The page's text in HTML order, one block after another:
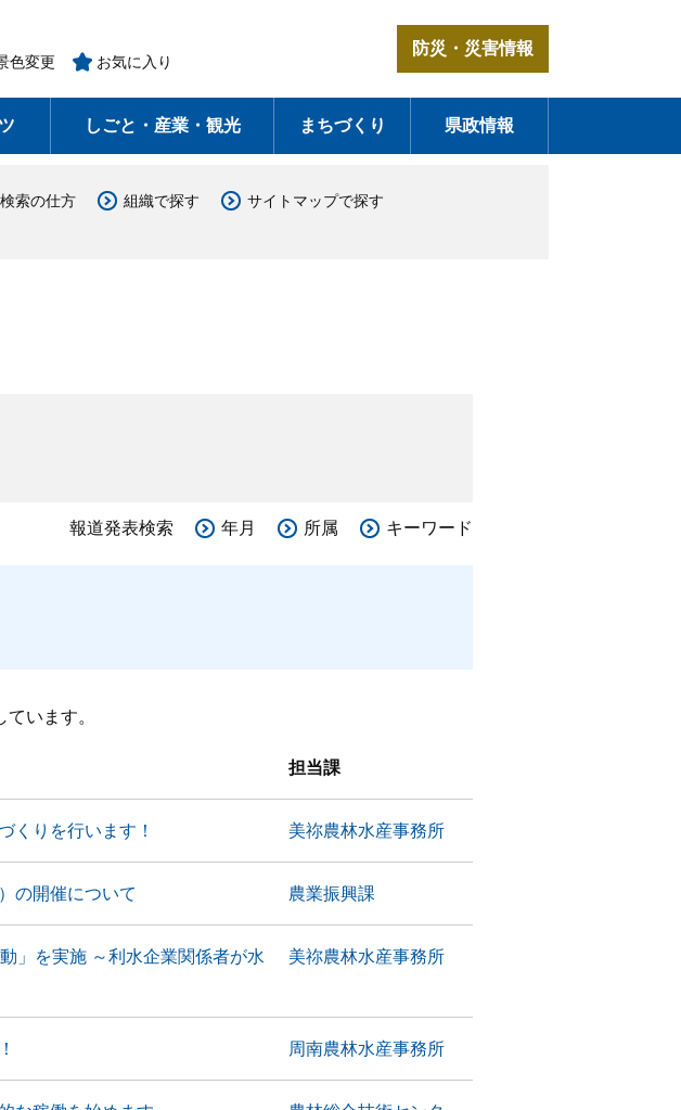
色変更 お気に入り
防災・災害情報
しごと・産業・観光 まちづくり 県政情報
検索の仕方 組織で探す サイトマップで探す
報道発表検索 年月 所属 キーワード
います。
担当課
くりを行います！ 美祢農林水産事務所
の開催について 農業振興課
」を実施 ～利水企業関係者が水
美祢農林水産事務所
周南農林水産事務所